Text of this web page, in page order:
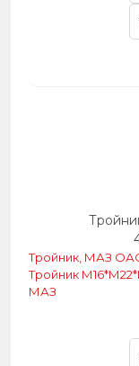
Тройник, МАЗ
Тройник
МАЗ